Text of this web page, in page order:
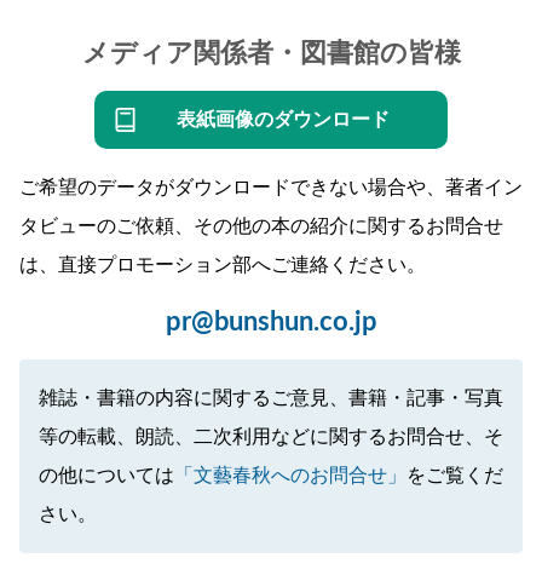
メディア関係者・図書館の皆様
表紙画像のダウンロード
ご希望のデータがダウンロードできない場合や、著者イン
タビューのご依頼、その他の本の紹介に関するお問合せ
は、直接プロモーション部へご連絡ください。
pr@bunshun.co.jp
雑誌・書籍の内容に関するご意見、書籍・記事・写真
等の転載、朗読、二次利用などに関するお問合せ、そ
の他については 「文藝春秋へのお問合せ」
をご覧くだ
さい。